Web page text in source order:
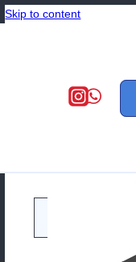
Skip to content